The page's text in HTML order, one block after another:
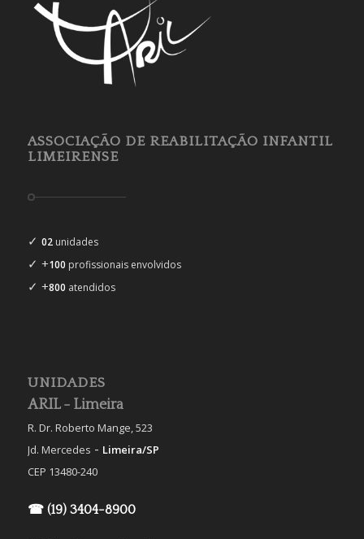
ASSOCIAÇÃO DE REABILITAÇÃO INFANTIL
LIMEIRENSE
✓ 02unidades
✓ +100 profissionais envolvidos
✓ +800 atendidos
UNIDADES
ARIL - Limeira
R. Dr. Roberto Mange, 523
Jd. Mercedes - Limeira/SP
CEP 13480-240
☎ (19) 3404-8900